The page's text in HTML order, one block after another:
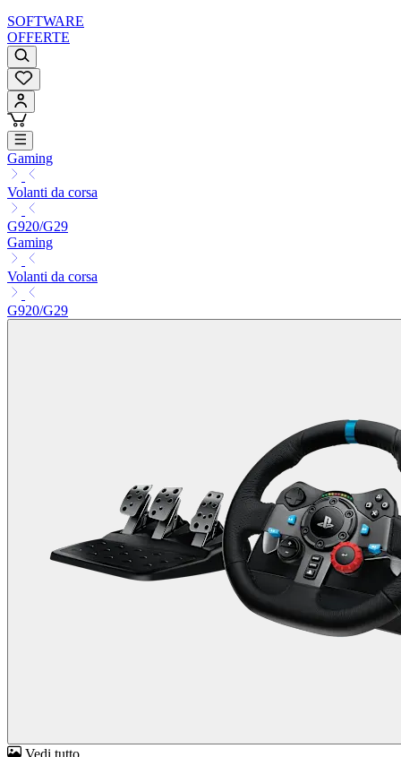
SOFTWARE
OFFERTE
Gaming
Volanti da corsa
G920/G29
Gaming
Volanti da corsa
G920/G29